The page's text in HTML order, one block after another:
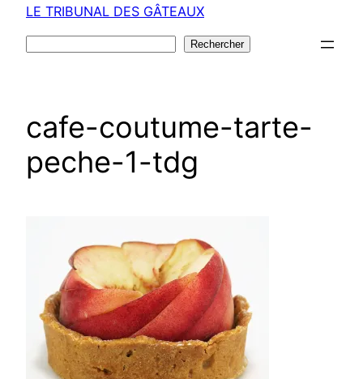
LE TRIBUNAL DES GÂTEAUX
Rechercher
cafe-coutume-tarte-
peche-1-tdg